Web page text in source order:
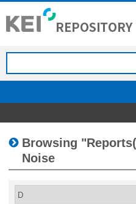
Browsing
Noise